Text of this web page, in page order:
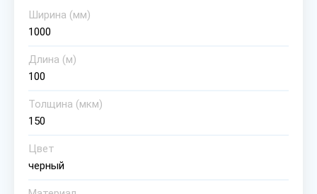
Ширина (мм)
1000
Длина (м)
100
Толщина (мкм)
150
Цвет
черный